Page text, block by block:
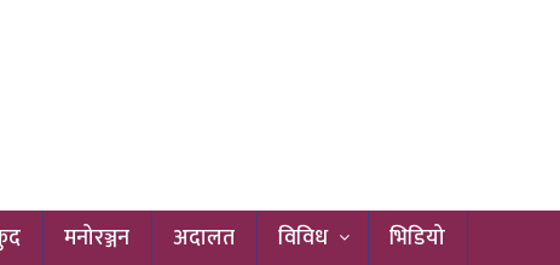
मनोरञ्जन अदालत विविध भिडियो